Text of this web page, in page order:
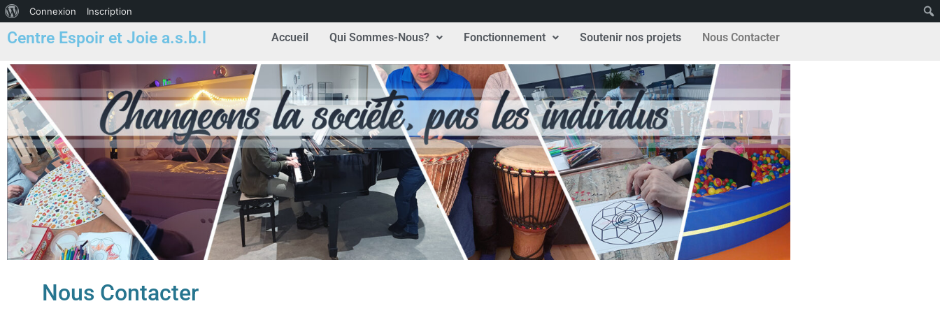
Connexion Inscription
Centre Espoir et Joie a.s.b.l Accueil Qui Sommes-Nous? Fonctionnement Soutenir nos projets Nous Contacter
Nous Contacter